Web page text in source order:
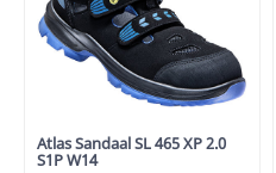
Atlas Sandaal SL 465 XP 2.0
S1P W14